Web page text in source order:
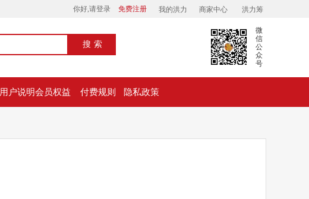
你好,请登录 免费注册 我的洪力 商家中心 洪力筹
搜索
微
信
公
众
号
用户说明会员权益 付费规则 隐私政策